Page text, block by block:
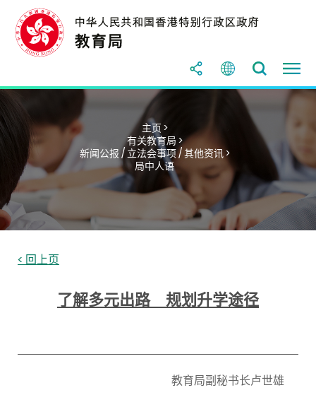
主页 >
有关教育局 >
新闻公报 / 立法会事项 / 其他资讯 >
局中人语
< 回上页
了解多元出路 规划升学途径
教育局副秘书长卢世雄